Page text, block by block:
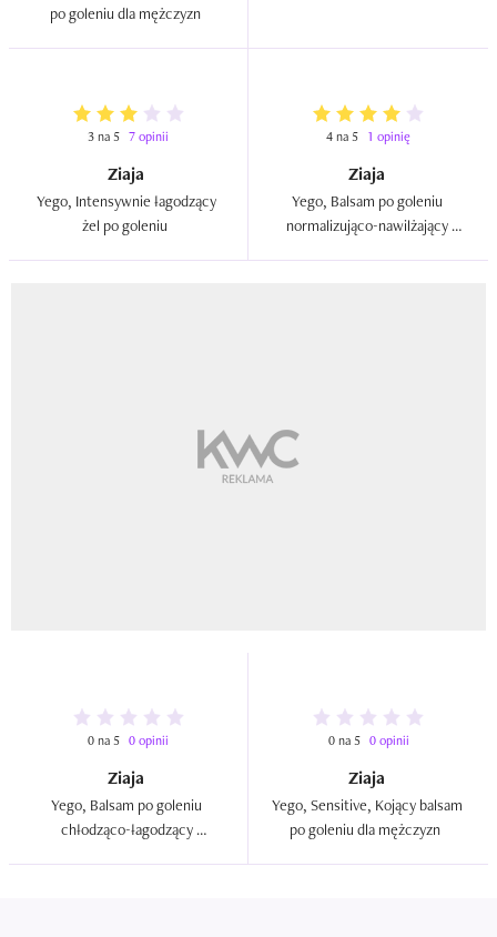
3 na 5 7 opinii
Ziaja
Yego, Intensywnie łagodzący
4 na 5 1 opinię
Ziaja
Yego, Balsam po goleniu
normalizująco-nawilżający
0 na 5 0 opinii
Ziaja
Yego, Balsam po goleniu
chłodząco-łagodzący
0 na 5 0 opinii
Ziaja
Yego, Sensitive, Kojący balsam